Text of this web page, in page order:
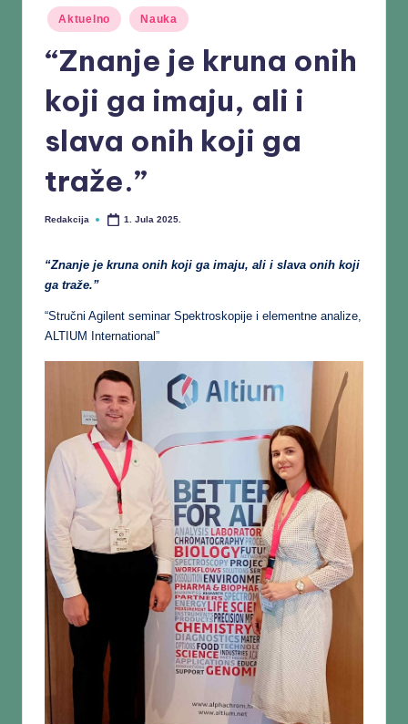
Aktuelno Nauka
“Znanje je kruna onih
koji ga imaju, ali i
slava onih koji ga
traže.”
Redakcija 1. Jula 2025.
“Znanje je kruna onih koji ga imaju, ali i slava onih koji
ga traže.”
“Stručni Agilent seminar Spektroskopije i elementne analize,
ALTIUM International”